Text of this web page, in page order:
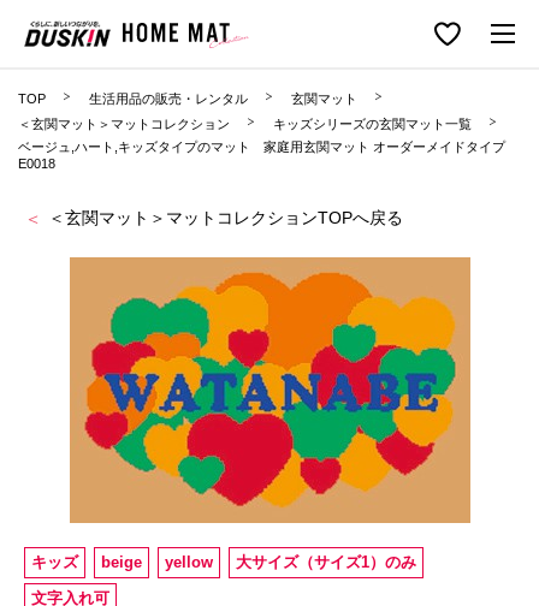
TOP 生活用品の販売・レンタル
玄関マット
＜玄関マット＞マットコレクション
キッズシリーズの玄関マット一覧
ベージュ,ハート,キッズタイプのマット 家庭用玄関マット オーダーメイドタイプ
E0018
＜玄関マット＞マットコレクションTOPへ戻る
キッズ beige yellow
大サイズ（サイズ1）のみ
文字入れ可